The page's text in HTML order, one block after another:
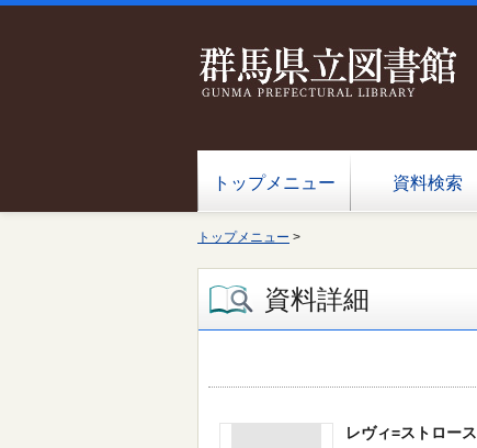
トップメニュー 資料検索
トップメニュー >
資料詳細
レヴィ=ストロース